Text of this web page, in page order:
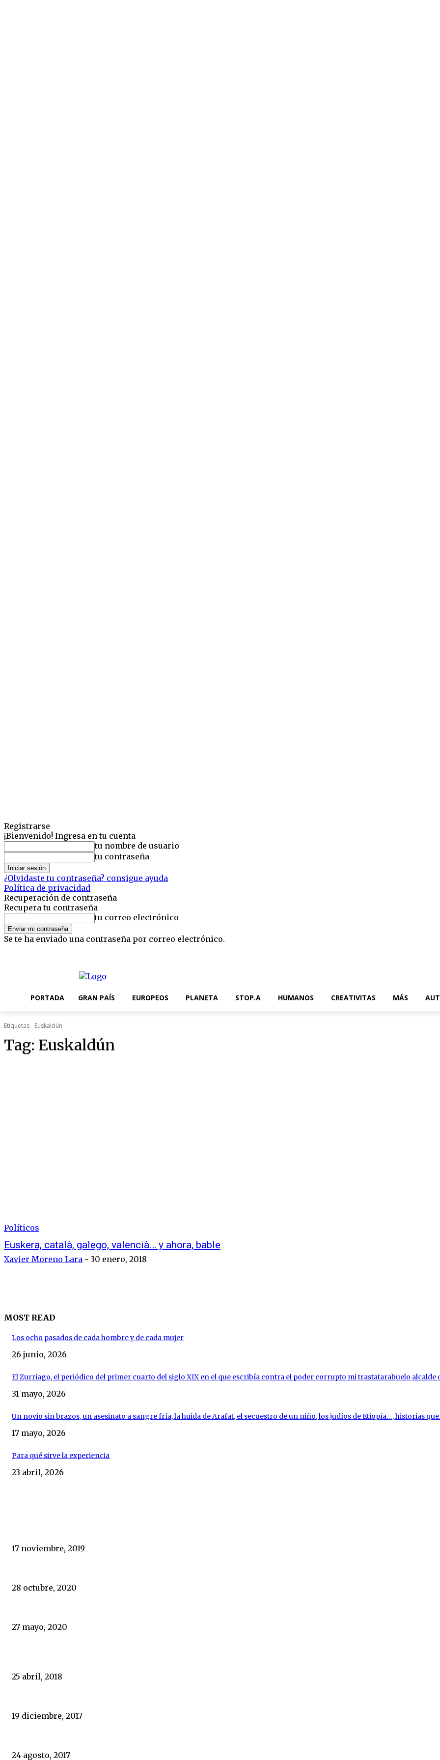
Registrarse
¡Bienvenido! Ingresa en tu cuenta
tu nombre de usuario
tu contraseña
¿Olvidaste tu contraseña? consigue ayuda
Política de privacidad
Recuperación de contraseña
Recupera tu contraseña
tu correo electrónico
Se te ha enviado una contraseña por correo electrónico.
PORTADA GRAN PAÍS EUROPEOS PLANETA STOP.A HUMANOS CREATIVITAS MÁS
Etiquetas Euskaldún
Tag: Euskaldún
Políticos
Euskera, català, galego, valencià… y ahora, bable
Xavier Moreno Lara - 30 enero, 2018
MOST READ
Los ocho pasados de cada hombre y de cada mujer
26 junio, 2026
El Zurriago, el periódico del primer cuarto del siglo XIX en el que escribía contra el poder corrupto mi trastatarabuelo alcalde
31 mayo, 2026
Un novio sin brazos, un asesinato a sangre fría, la huida de Arafat, el secuestro de un niño, los judíos de Etiopía…, historias
17 mayo, 2026
Para qué sirve la experiencia
23 abril, 2026
17 noviembre, 2019
28 octubre, 2020
27 mayo, 2020
25 abril, 2018
19 diciembre, 2017
24 agosto, 2017